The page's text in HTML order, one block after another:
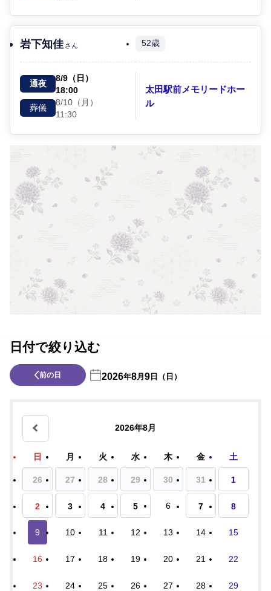
岩下知佳 さん 52歳
通夜
8/9（日）
18:00
葬儀
8/10（月）
11:30
太田駅前メモリードホー
ル
日付で絞り込む
前の日 2026年8月9日（日）
2026年8月
日 月 火 水 木 金 土
26 27 28 29 30 31 1
2 3 4 5 6 7 8
9 10 11 12 13 14 15
16 17 18 19 20 21 22
23 24 25 26 27 28 29